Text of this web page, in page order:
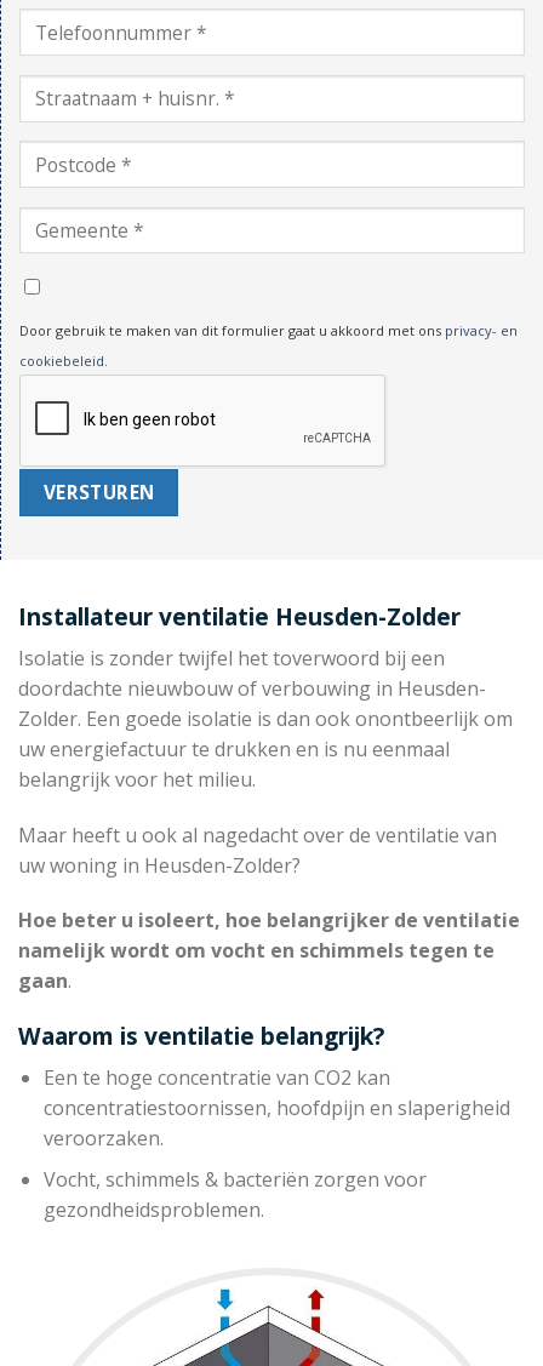
Door gebruik te maken van dit formulier gaat u akkoord met ons privacy- en
cookiebeleid
Installateur ventilatie Heusden-Zolder
Isolatie is zonder twijfel het toverwoord bij een
doordachte nieuwbouw of verbouwing in Heusden-
Zolder. Een goede isolatie is dan ook onontbeerlijk om
uw energiefactuur te drukken en is nu eenmaal
belangrijk voor het milieu.
Maar heeft u ook al nagedacht over de ventilatie van
uw woning in Heusden-Zolder?
Hoe beter u isoleert, hoe belangrijker de ventilatie
namelijk wordt om vocht en schimmels tegen te
gaan.
Waarom is ventilatie belangrijk?
Een te hoge concentratie van CO2 kan
concentratiestoornissen, hoofdpijn en slaperigheid
veroorzaken.
Vocht, schimmels & bacteriën zorgen voor
gezondheidsproblemen.